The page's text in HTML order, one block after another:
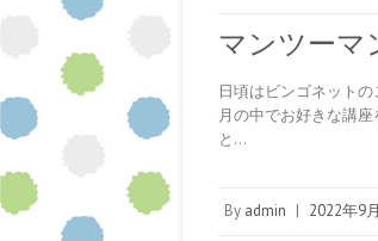
マンツーマ
日頃はビンゴネット
月の中でお好きな講
と…
By admin | 2022年9